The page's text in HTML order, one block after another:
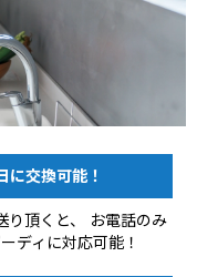
交換可能！
り頂く と、 お電話のみ
ディに対応可能！